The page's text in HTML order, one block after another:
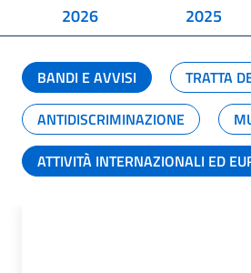
2026 2025
BANDI E AVVISI TRATTA
ANTIDISCRIMINAZIONE
ATTIVITÀ INTERNAZIONALI ED